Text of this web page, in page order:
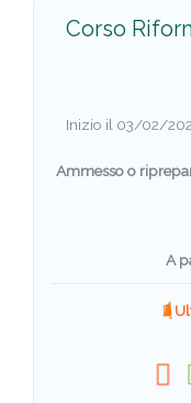
Corso
Inizio il 03/02/
Ammesso o
A